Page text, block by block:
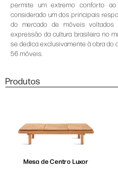
permite um extremo conforto
considerado um dos principais
do mercado de móveis
expressão da cultura brasileira no
se dedica exclusivamente à obra
56 móveis.
Produtos
Mesa de Centro Luxor